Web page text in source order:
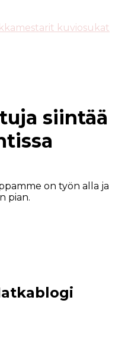
kuviosukat
siintää
on työn alla ja
pian.